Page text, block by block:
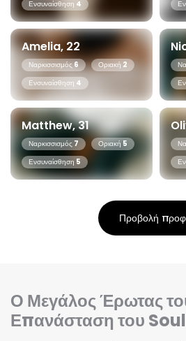
Ενσυναίσθηση 4
Amelia, 22
Ναρκισσισμός6 Οριακή 2
Ενσυναίσθηση 4
Matthew, 31
Ναρκισσισμός 7 Οριακή 5
Ενσυναίσθηση 5
Προβολή
Ο Μεγάλος Έρωτας
Επανάσταση του